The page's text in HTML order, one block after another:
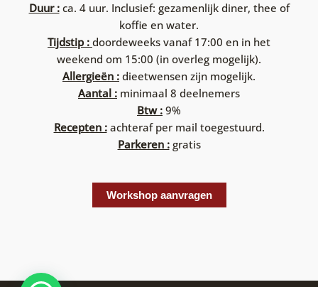
Duur :ca. 4 uur. Inclusief: gezamenlijk diner, thee of
koffie en water.
Tijdstip : doordeweeks vanaf 17:00 en in het
weekend om 15:00 (in overleg mogelijk).
Allergieën : dieetwensen zijn mogelijk.
Aantal : minimaal 8 deelnemers
Btw : 9%
Recepten :achteraf per mail toegestuurd.
Parkeren :gratis
Workshop aanvragen
1